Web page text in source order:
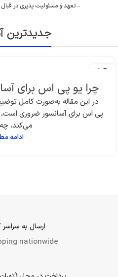
– تعهد و مسئولیت پذیری در
جدیدترین
16
چرا یو پی اس برای
در این مقاله به‌صورت کامل
پی اس برای آسانسور ضروری
می‌کند، چه
ادامه
ارسال به
nationwide